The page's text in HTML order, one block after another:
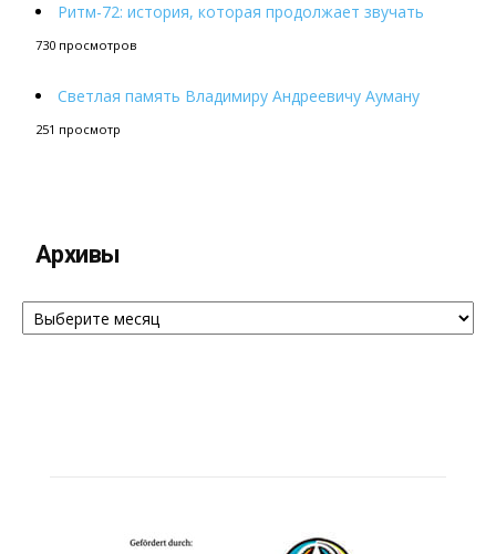
Ритм-72: история, которая продолжает звучать
730 просмотров
Светлая память Владимиру Андреевичу Ауману
251 просмотр
Архивы
Архивы